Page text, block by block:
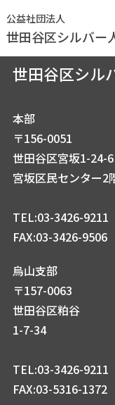
公益社団法人
世田谷区シルバー
世田谷区シル
本部
〒156-0051
世田谷区宮坂1-24-6
宮坂区民センター2
TEL:03-3426-9211
FAX:03-3426-9506
烏山支部
〒157-0063
世田谷区粕谷
1-7-34
TEL:03-3426-9211
FAX:03-5316-1372